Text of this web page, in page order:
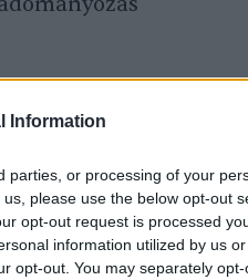
Information
parties, or processing of your
please use the below opt-out
opt-out request is processed
information utilized by us
opt-out. You may separately
több adomány
mind pedig a
kimagaslik a